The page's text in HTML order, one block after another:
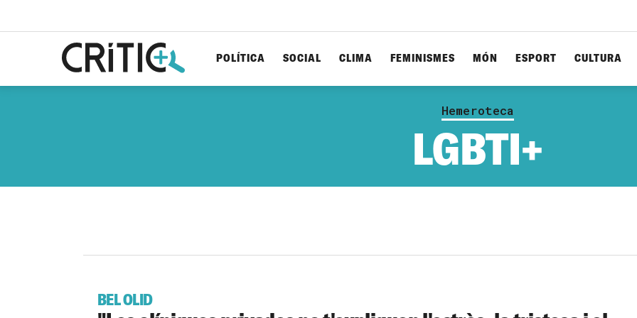
POLÍTICA SOCIAL CLIMA FEMINISMES MÓN ESPORT CULTURA
Hemeroteca
LGBTI+
BEL OLID